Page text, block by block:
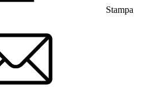
Stampa